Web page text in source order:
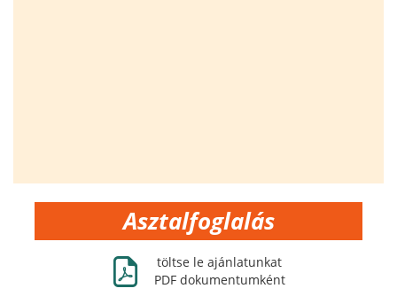
Asztalfoglalás
Ж
töltse le ajánlatunkat
PDF dokumentumként